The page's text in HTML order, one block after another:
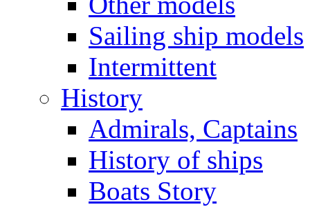
Sailing ship models
Intermittent
History
Admirals, Captains
History of ships
Boats Story